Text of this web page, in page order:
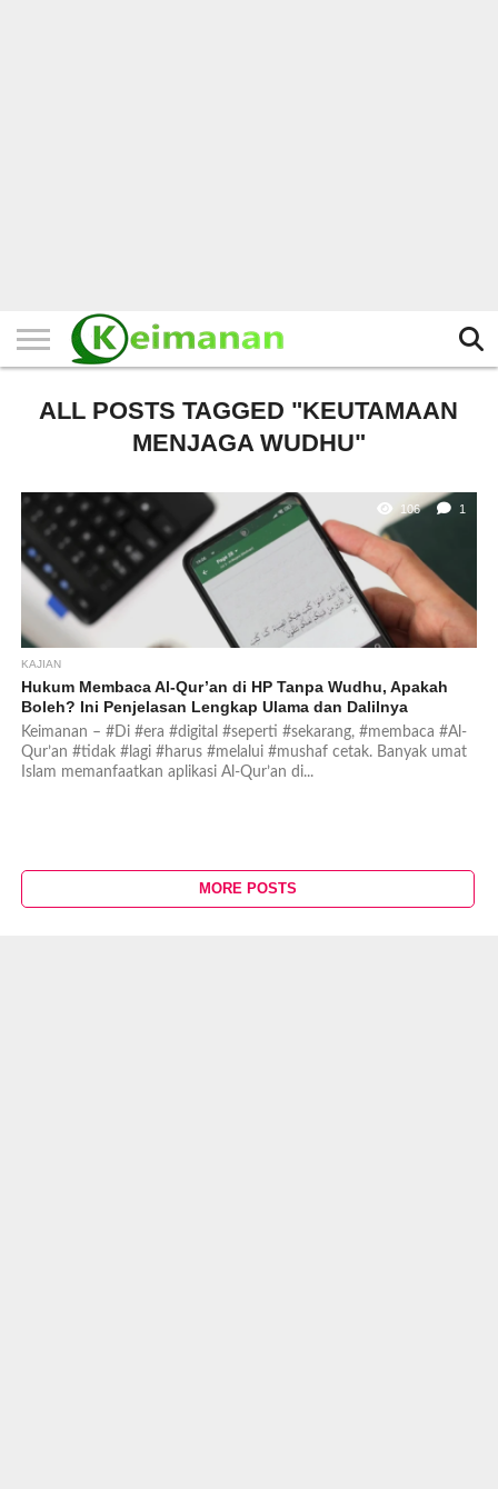
ALL POSTS TAGGED "KEUTAMAAN
MENJAGA WUDHU"
106 1
KAJIAN
Hukum Membaca Al-Qur’an di HP Tanpa Wudhu, Apakah
Boleh? Ini Penjelasan Lengkap Ulama dan Dalilnya
Keimanan – #Di #era #digital #seperti #sekarang, #membaca #Al-
Qur’an #tidak #lagi #harus #melalui #mushaf cetak. Banyak umat
Islam memanfaatkan aplikasi Al-Qur’an di...
MORE POSTS